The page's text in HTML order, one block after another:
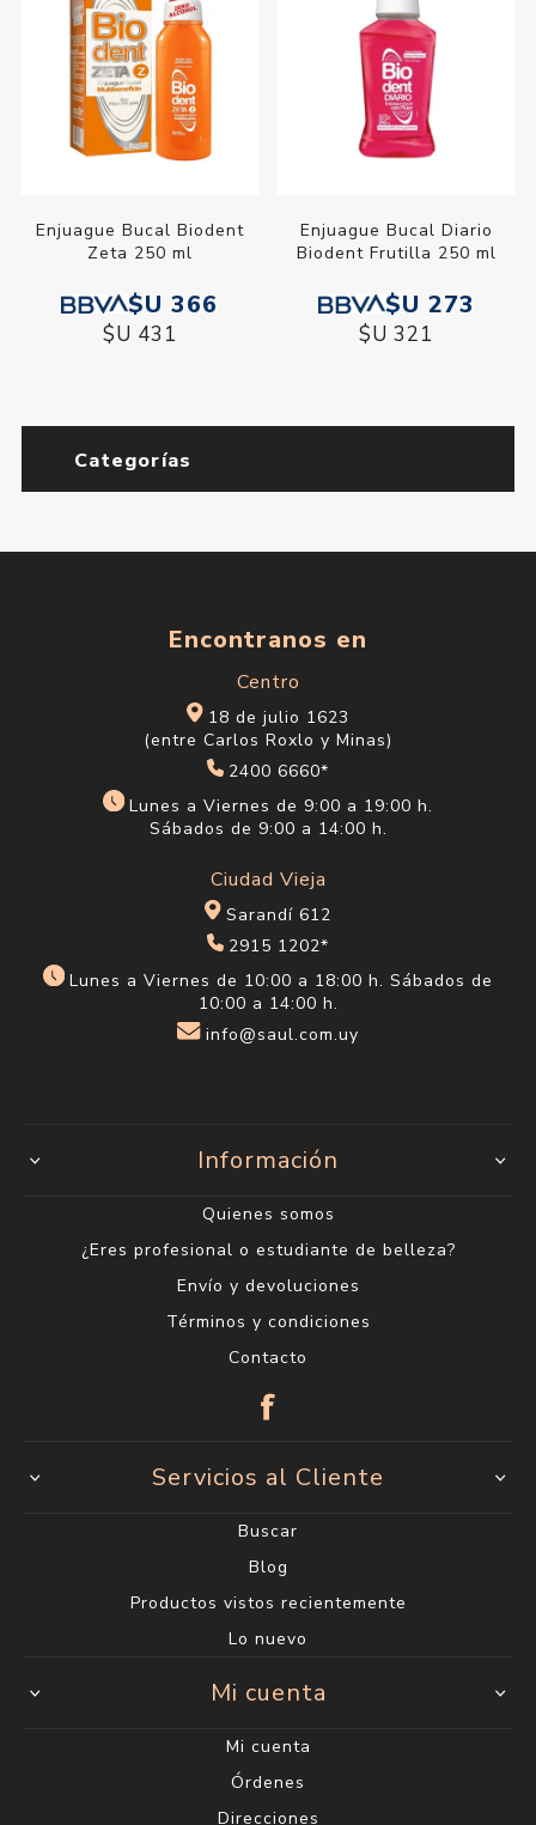
Enjuague Bucal Biodent
Zeta 250 ml
$U 366
$U 431
Enjuague Bucal Diario
Biodent Frutilla 250 ml
$U 273
$U 321
Categorías
Encontranos en
Centro
18 de julio 1623
(entre Carlos Roxlo y Minas)
2400 6660*
Lunes a Viernes de 9:00 a 19:00 h.
Sábados de 9:00 a 14:00 h.
Ciudad Vieja
Sarandí 612
2915 1202*
Lunes a Viernes de 10:00 a 18:00 h. Sábados de
10:00 a 14:00 h.
info@saul.com.uy
Información
Quienes somos
¿Eres profesional o estudiante de belleza?
Envío y devoluciones
Términos y condiciones
Contacto
Servicios al Cliente
Buscar
Blog
Productos vistos recientemente
Lo nuevo
Mi cuenta
Mi cuenta
Órdenes
Direcciones